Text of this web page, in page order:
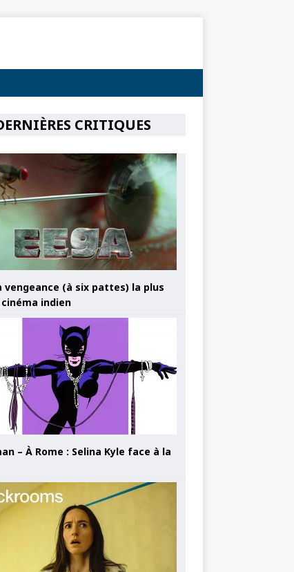
CRITIQUES
vengeance (à six pattes) la plus
indien
– À Rome : Selina Kyle face à la